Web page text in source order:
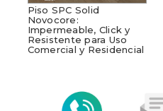
Piso SPC Solid
Novocore:
Impermeable, Click y
Resistente para Uso
Comercial y Residencial